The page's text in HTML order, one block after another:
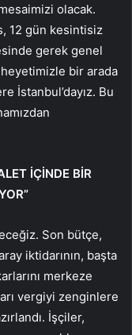
olacak.
12 gün kesintisiz
gerek genel
bir arada
İstanbul’dayız. Bu
İÇİNDE BİR
Son bütçe,
iktidarının, başta
merkeze
vergiyi zenginlere
İşçiler,